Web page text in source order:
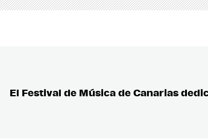
El Festival de Música de Canarias